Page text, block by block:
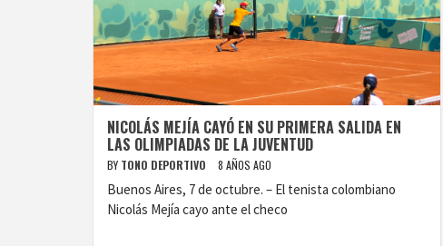
NICOLÁS MEJÍA CAYÓ EN SU PRIMERA SALIDA EN
LAS OLIMPIADAS DE LA JUVENTUD
BY TONO DEPORTIVO 8 AÑOS AGO
Buenos Aires, 7 de octubre. – El tenista colombiano
Nicolás Mejía cayo ante el checo